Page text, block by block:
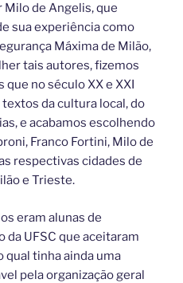
de Angelis, que
sua experiência como
Máxima de Milão,
tais autores, fizemos
no século XX e XXI
da cultura local, do
e acabamos escolhendo
Franco Fortini, Milo de
respectivas cidades de
e Trieste.
eram alunas de
da UFSC que aceitaram
qual tinha ainda uma
pela organização geral